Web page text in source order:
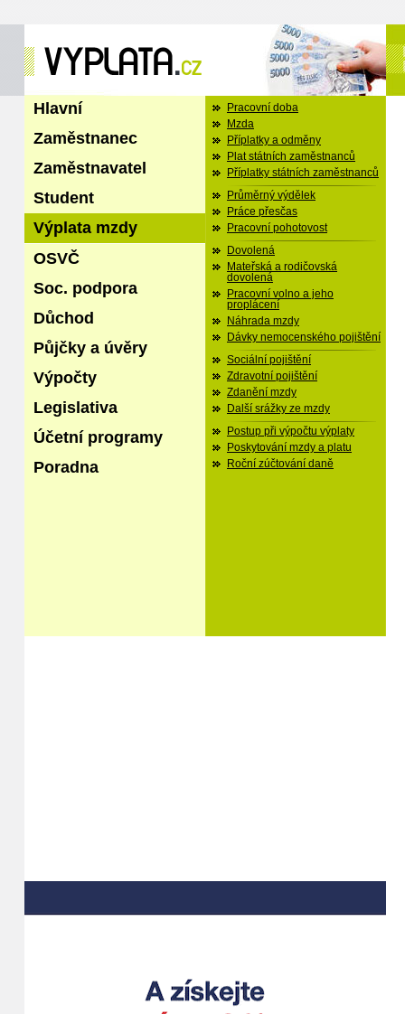
Hlavní
Zaměstnanec
Zaměstnavatel
Student
Výplata mzdy
OSVČ
Soc. podpora
Důchod
Půjčky a úvěry
Výpočty
Legislativa
Účetní programy
Poradna
Pracovní doba
Mzda
Příplatky a odměny
Plat státních zaměstnanců
Příplatky státních zaměstnanců
Průměrný výdělek
Práce přesčas
Pracovní pohotovost
Dovolená
Mateřská a rodičovská
dovolená
Pracovní volno a jeho
proplácení
Náhrada mzdy
Dávky nemocenského pojištění
Sociální pojištění
Zdravotní pojištění
Zdanění mzdy
Další srážky ze mzdy
Postup při výpočtu výplaty
Poskytování mzdy a platu
Roční zúčtování daně